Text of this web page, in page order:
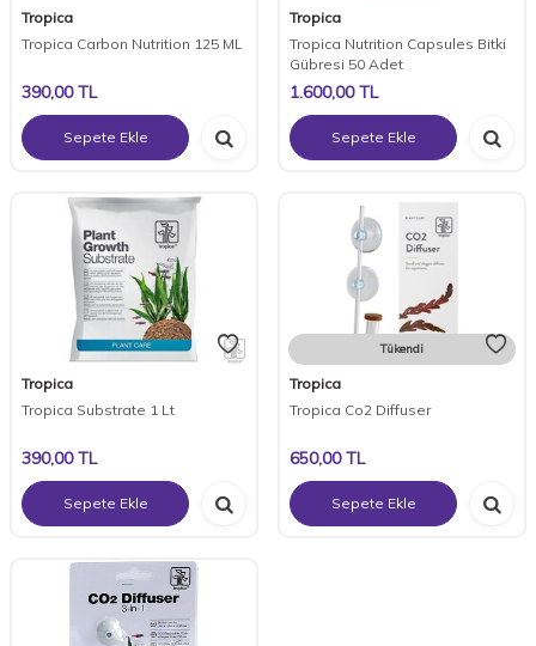
Tropica
Tropica Carbon Nutrition 125 ML
390,00TL
Sepete Ekle
Tropica
Tropica Nutrition Capsules Bitki
Gübresi 50 Adet
1.600,00TL
Sepete Ekle
Tropica
Tropica Substrate 1 Lt
390,00TL
Sepete Ekle
Tükendi
Tropica
Tropica Co2 Diffuser
650,00TL
Sepete Ekle